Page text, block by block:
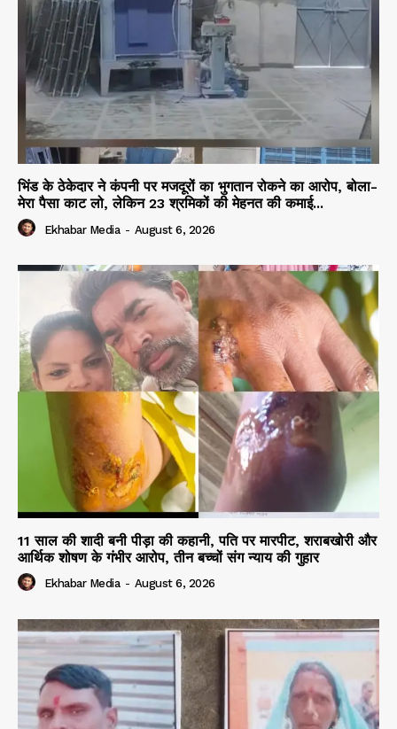
भिंड के ठेकेदार ने कंपनी पर मजदूरों का भुगतान रोकने का आरोप, बोला-
मेरा पैसा काट लो, लेकिन 23 श्रमिकों की मेहनत की कमाई...
Ekhabar Media - August 6, 2026
11 साल की शादी बनी पीड़ा की कहानी, पति पर मारपीट, शराबखोरी और
आर्थिक शोषण के गंभीर आरोप, तीन बच्चों संग न्याय की गुहार
Ekhabar Media - August 6, 2026